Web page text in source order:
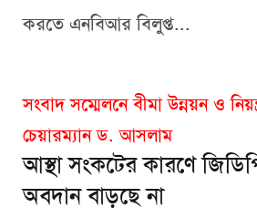
করতে এনবিআর বিলুপ্ত...
সংবাদ সম্মেলনে বীমা উন্নয়ন ও
চেয়ারম্যান ড. আসলাম
আস্থা সংকটের কারণে
অবদান বাড়ছে না